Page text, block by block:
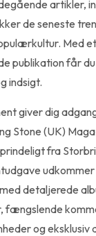
artikler,
de seneste
Med
publikation får
indsigt.
giver dig
Stone (UK)
fra
detaljerede
fængslende
og eksklusiv